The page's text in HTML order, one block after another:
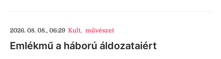
2026. 08. 08., 06:29 Kult, művészet
Emlékmű a háború áldozataiért